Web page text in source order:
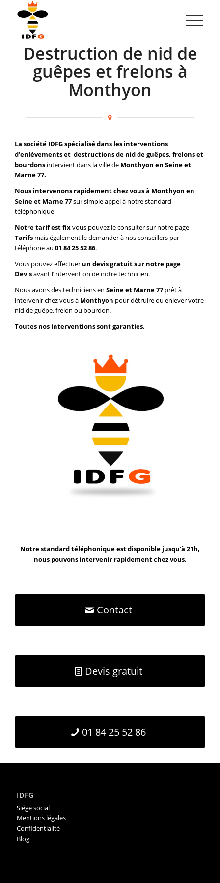
Destruction de nid de
guêpes et frelons à
Monthyon
La société IDFG spécialisé dans les interventions
d’enlèvements et destructions de nid de guêpes, frelons et
bourdons intervient dans la ville de Monthyon en Seine et
Marne 77.
Nous intervenons rapidement chez vous à Monthyon en
Seine et Marne 77sur simple appel à notre standard
téléphonique.
Notre tarif est fixvous pouvez le consulter sur notre page
Tarifs mais également le demander à nos conseillers par
téléphone au 01 84 25 52 86.
Vous pouvez effectuer un devis gratuit sur notre page
Devisavant l’intervention de notre technicien.
Nous avons des techniciens en Seine et Marne 77 prêt à
intervenir chez vous à Monthyon pour détruire ou enlever votre
nid de guêpe, frelon ou bourdon.
Toutes nos interventions sont garanties.
Notre standard téléphonique est disponible jusqu'à 21h,
nous pouvons intervenir rapidement chez vous.
Contact
Devis gratuit
01 84 25 52 86
IDFG
Siége social
Mentions légales
Confidentialité
Blog